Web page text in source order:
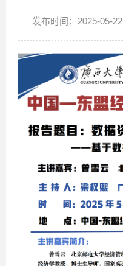
发布时间：2025-05-22